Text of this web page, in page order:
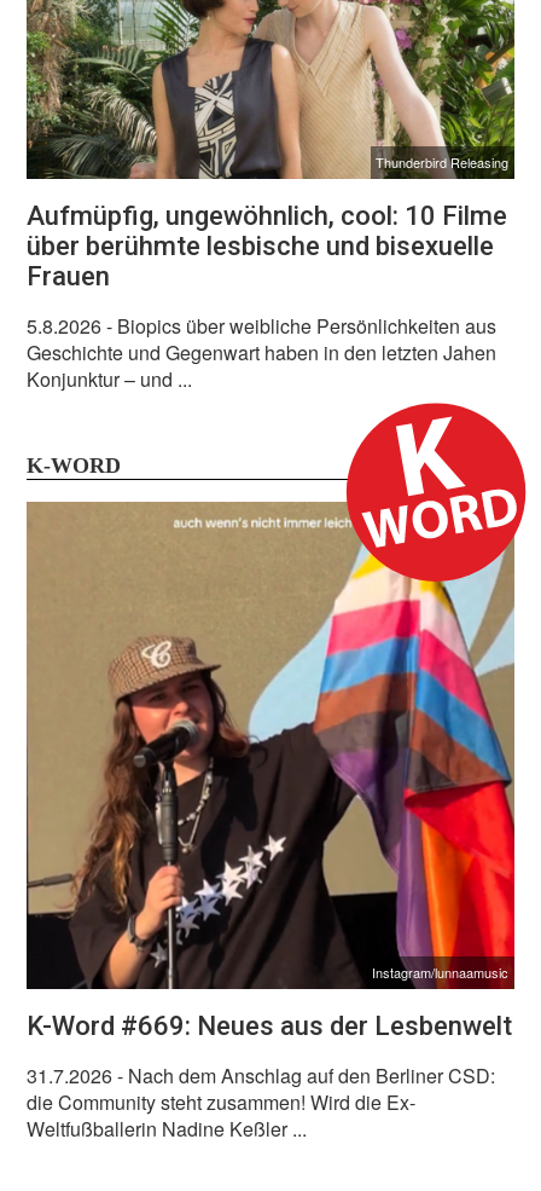
Thunderbird Releasing
Aufmüpfig, ungewöhnlich, cool: 10 Filme
über berühmte lesbische und bisexuelle
Frauen
5.8.2026- Biopics über weibliche Persönlichkeiten aus
Geschichte und Gegenwart haben in den letzten Jahen
Konjunktur – und ...
K-WORD
Instagram/lunnaamusic
K-Word #669: Neues aus der Lesbenwelt
31.7.2026- Nach dem Anschlag auf den Berliner CSD:
die Community steht zusammen! Wird die Ex-
Weltfußballerin Nadine Keßler ...